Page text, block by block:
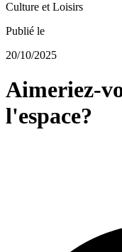
Culture et Loisirs
Publié le
20/10/2025
Aimeriez-
l'espace?